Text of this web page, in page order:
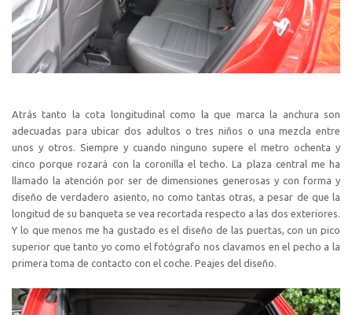
Atrás tanto la cota longitudinal como la que marca la anchura son
adecuadas para ubicar dos adultos o tres niños o una mezcla entre
unos y otros. Siempre y cuando ninguno supere el metro ochenta y
cinco porque rozará con la coronilla el techo. La plaza central me ha
llamado la atención por ser de dimensiones generosas y con forma y
diseño de verdadero asiento, no como tantas otras, a pesar de que la
longitud de su banqueta se vea recortada respecto a las dos exteriores.
Y lo que menos me ha gustado es el diseño de las puertas, con un pico
superior que tanto yo como el fotógrafo nos clavamos en el pecho a la
primera toma de contacto con el coche. Peajes del diseño.